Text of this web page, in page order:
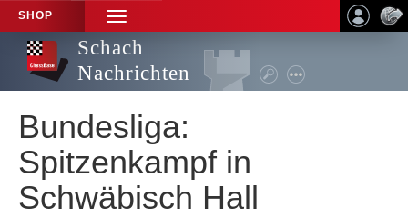
SHOP
TOGGLE
NAVIGATION
Schach
Nachrichten
Bundesliga:
Spitzenkampf in
Schwäbisch Hall